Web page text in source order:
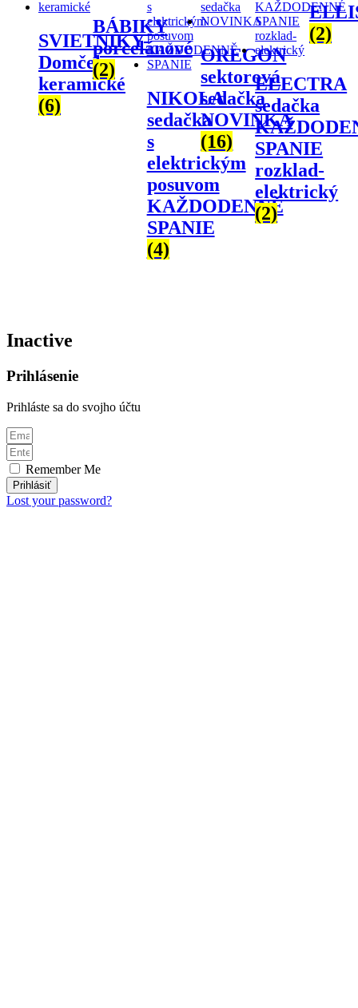
SVIETNIKY-
Domčeky
keramické
(6)
BÁBIKY
porcelánové
(2)
NIKOLA
sedačka
s
elektrickým
posuvom
KAŽDODENNĚ
SPANIE
(4)
OREGON
sektorová
sedačka
NOVINKA
(16)
ELECTRA
sedačka
SPANIE
rozklad-
elektrický
(2)
(2)
Inactive
Prihlásenie
Prihláste sa do svojho účtu
Remember Me
Prihlásiť
Lost your password?